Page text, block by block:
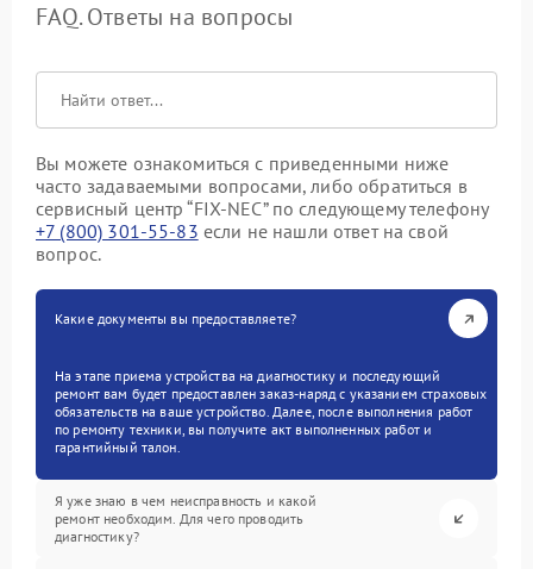
FAQ. Ответы на вопросы
Вы можете ознакомиться с приведенными ниже
часто задаваемыми вопросами, либо обратиться в
сервисный центр “FIX-NEC” по следующему телефону
+7 (800) 301-55-83 если не нашли ответ на свой
вопрос.
Какие документы вы предоставляете?
На этапе приема устройства на диагностику и последующий
ремонт вам будет предоставлен заказ-наряд с указанием страховых
обязательств на ваше устройство. Далее, после выполнения работ
по ремонту техники, вы получите акт выполненных работ и
гарантийный талон.
Я уже знаю в чем неисправность и какой
ремонт необходим. Для чего проводить
диагностику?